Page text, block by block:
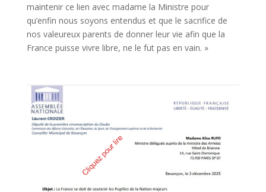
maintenir ce lien avec madame la Ministre pour
qu’enfin nous soyons entendus et que le sacrifice de
nos valeureux parents de donner leur vie afin que la
France puisse vivre libre, ne le fut pas en vain. »